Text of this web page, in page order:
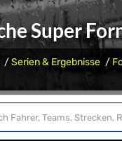
Super
Serien & Ergebnisse